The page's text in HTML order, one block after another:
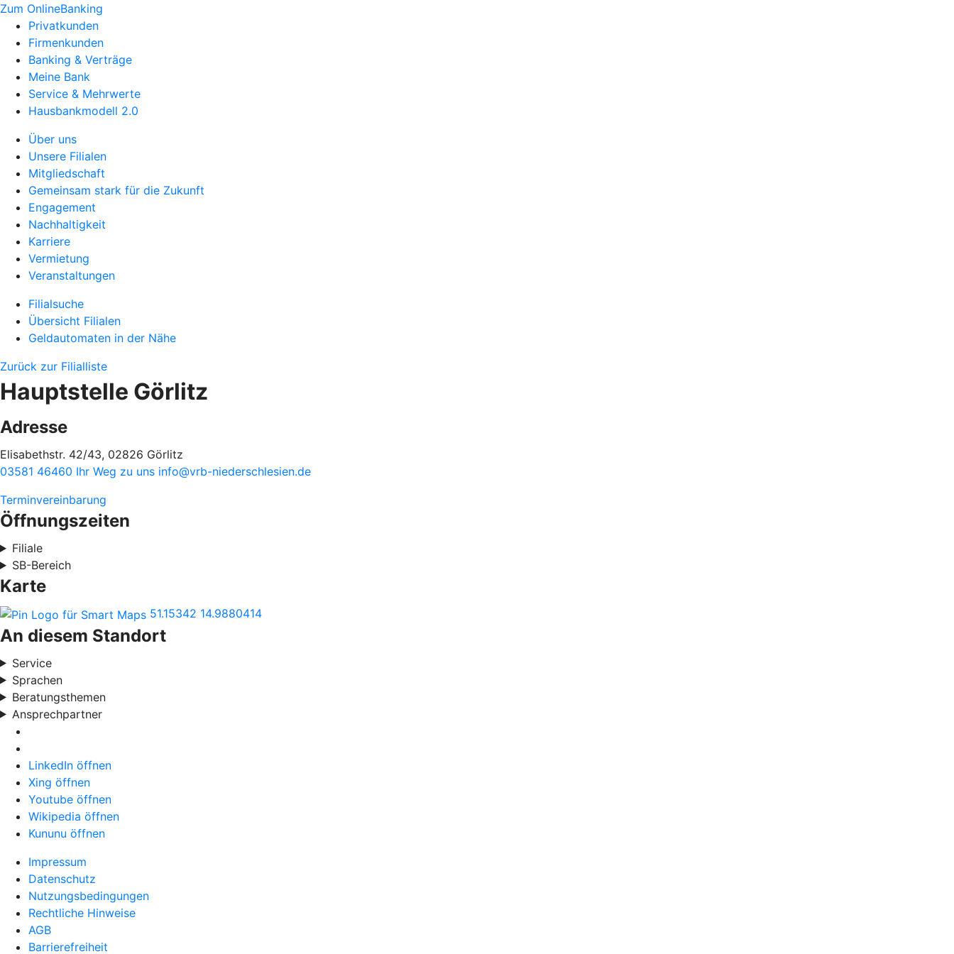
Zum OnlineBanking
Privatkunden
Firmenkunden
Banking & Verträge
Meine Bank
Service & Mehrwerte
Hausbankmodell 2.0
Über uns
Unsere Filialen
Mitgliedschaft
Gemeinsam stark für die Zukunft
Engagement
Nachhaltigkeit
Karriere
Vermietung
Veranstaltungen
Filialsuche
Übersicht Filialen
Geldautomaten in der Nähe
Zurück zur Filialliste
Hauptstelle Görlitz
Adresse
Elisabethstr. 42/43, 02826 Görlitz
03581 46460 Ihr Weg zu uns info@vrb-niederschlesien.de
Terminvereinbarung
Öffnungszeiten
Filiale
SB-Bereich
Karte
51.15342 14.9880414
An diesem Standort
Service
Sprachen
Beratungsthemen
Ansprechpartner
LinkedIn öffnen
Xing öffnen
Youtube öffnen
Wikipedia öffnen
Kununu öffnen
Impressum
Datenschutz
Nutzungsbedingungen
Rechtliche Hinweise
AGB
Barrierefreiheit